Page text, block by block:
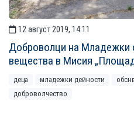
12 август 2019, 14:11
Доброволци на Младежки
вещества в Мисия
деца младежки дейности
доброволчество